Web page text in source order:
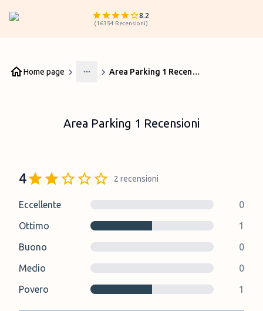
8.2
(16354 Recensioni)
Home page
More
Area Parking 1 Recensioni
Area Parking 1 Recensioni
4 2 recensioni
Eccellente
0
Ottimo
1
Buono
0
Medio
0
Povero
1